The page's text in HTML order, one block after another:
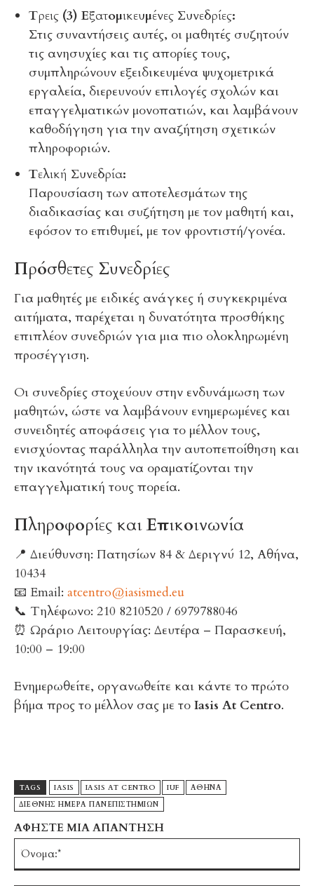
Τρεις (3) Εξατομικευμένες Συνεδρίες:
Στις συναντήσεις αυτές, οι μαθητές συζητούν
τις ανησυχίες και τις απορίες τους,
συμπληρώνουν εξειδικευμένα ψυχομετρικά
εργαλεία, διερευνούν επιλογές σχολών και
επαγγελματικών μονοπατιών, και λαμβάνουν
καθοδήγηση για την αναζήτηση σχετικών
πληροφοριών.
Τελική Συνεδρία:
Παρουσίαση των αποτελεσμάτων της
διαδικασίας και συζήτηση με τον μαθητή και,
εφόσον το επιθυμεί, με τον φροντιστή/γονέα.
Πρόσθετες Συνεδρίες
Για μαθητές με ειδικές ανάγκες ή συγκεκριμένα
αιτήματα, παρέχεται η δυνατότητα προσθήκης
επιπλέον συνεδριών για μια πιο ολοκληρωμένη
προσέγγιση.
Οι συνεδρίες στοχεύουν στην ενδυνάμωση των
μαθητών, ώστε να λαμβάνουν ενημερωμένες και
συνειδητές αποφάσεις για το μέλλον τους,
ενισχύοντας παράλληλα την αυτοπεποίθηση και
την ικανότητά τους να οραματίζονται την
επαγγελματική τους πορεία.
Πληροφορίες και Επικοινωνία
📍 Διεύθυνση: Πατησίων 84 & Δεριγνύ 12, Αθήνα,
10434
📧 Email: atcentro@iasismed.eu
📞 Τηλέφωνο: 210 8210520 / 6979788046
⏰ Ωράριο Λειτουργίας: Δευτέρα – Παρασκευή,
10:00 – 19:00
Ενημερωθείτε, οργανωθείτε και κάντε το πρώτο
βήμα προς το μέλλον σας με το Iasis At Centro.
TAGS IASIS IASIS AT CENTRO IUF
ΑΘΗΝΑ
ΔΙΕΘΝΗΣ ΗΜΕΡΑ ΠΑΝΕΠΙΣΤΗΜΙΩΝ
ΑΦΗΣΤΕ ΜΙΑ ΑΠΑΝΤΗΣΗ